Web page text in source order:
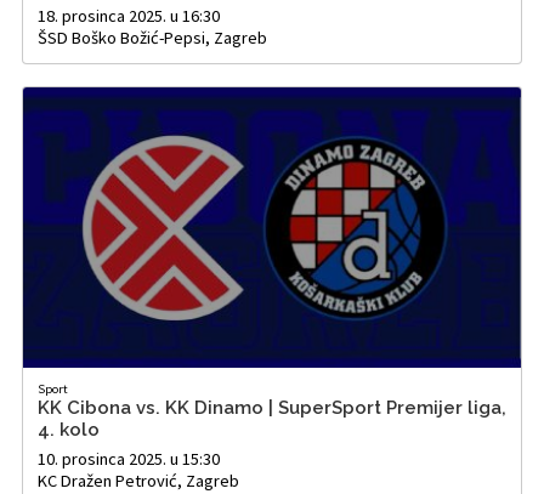
18. prosinca 2025. u 16:30
ŠSD Boško Božić-Pepsi, Zagreb
Sport
KK Cibona vs. KK Dinamo | SuperSport Premijer liga,
4. kolo
10. prosinca 2025. u 15:30
KC Dražen Petrović, Zagreb